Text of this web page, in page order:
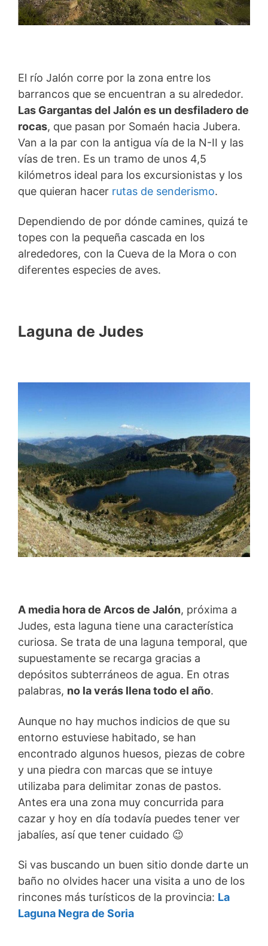
El río Jalón corre por la zona entre los
barrancos que se encuentran a su alrededor.
Las Gargantas del Jalón es un desfiladero de
rocas, que pasan por Somaén hacia Jubera.
Van a la par con la antigua vía de la N-II y las
vías de tren. Es un tramo de unos 4,5
kilómetros ideal para los excursionistas y los
que quieran hacer rutas de senderismo.
Dependiendo de por dónde camines, quizá te
topes con la pequeña cascada en los
alrededores, con la Cueva de la Mora o con
diferentes especies de aves.
Laguna de Judes
A media hora de Arcos de Jalón, próxima a
Judes, esta laguna tiene una característica
curiosa. Se trata de una laguna temporal, que
supuestamente se recarga gracias a
depósitos subterráneos de agua. En otras
palabras, no la verás llena todo el año.
Aunque no hay muchos indicios de que su
entorno estuviese habitado, se han
encontrado algunos huesos, piezas de cobre
y una piedra con marcas que se intuye
utilizaba para delimitar zonas de pastos.
Antes era una zona muy concurrida para
cazar y hoy en día todavía puedes tener ver
jabalíes, así que tener cuidado 😉
Si vas buscando un buen sitio donde darte un
baño no olvides hacer una visita a uno de los
rincones más turísticos de la provincia: La
Laguna Negra de Soria